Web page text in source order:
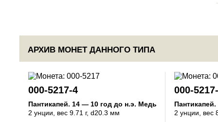
АРХИВ МОНЕТ ДАННОГО ТИПА
000-5217-4
Пантикапей. 14 — 10 год до н.э. Медь
2 унции , вес 9.71 г, d20.3 мм
000-
Пантикапей.
2 унции ,